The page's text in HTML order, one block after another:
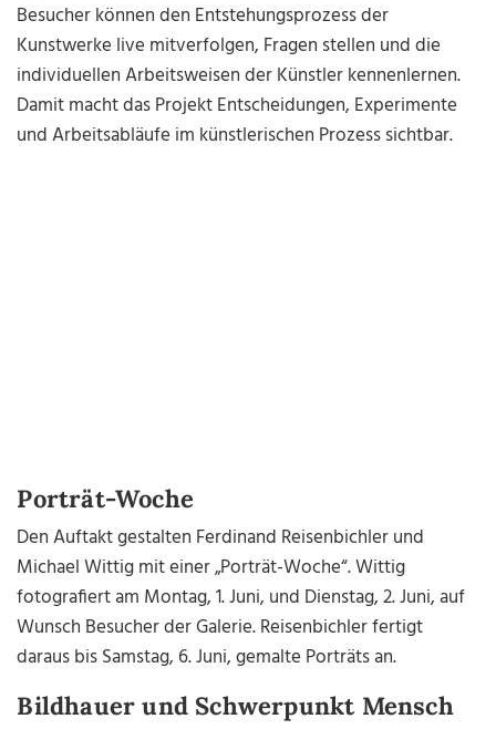
Besucher können den Entstehungsprozess der
Kunstwerke live mitverfolgen, Fragen stellen und die
individuellen Arbeitsweisen der Künstler kennenlernen.
Damit macht das Projekt Entscheidungen, Experimente
und Arbeitsabläufe im künstlerischen Prozess sichtbar.
Porträt-Woche
Den Auftakt gestalten Ferdinand Reisenbichler und
Michael Wittig mit einer „Porträt-Woche“. Wittig
fotografiert am Montag, 1. Juni, und Dienstag, 2. Juni, auf
Wunsch Besucher der Galerie. Reisenbichler fertigt
daraus bis Samstag, 6. Juni, gemalte Porträts an.
Bildhauer und Schwerpunkt Mensch